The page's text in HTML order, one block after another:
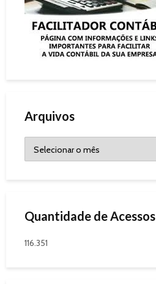
Arquivos
Quantidade de Acessos
116.351